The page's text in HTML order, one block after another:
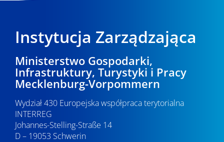
Instytucja Zarządzająca
Ministerstwo Gospodarki,
Infrastruktury, Turystyki i Pracy
Mecklenburg-Vorpommern
Wydział 430 Europejska współpraca terytorialna
INTERREG
Johannes-Stelling-Straße 14
D – 19053 Schwerin